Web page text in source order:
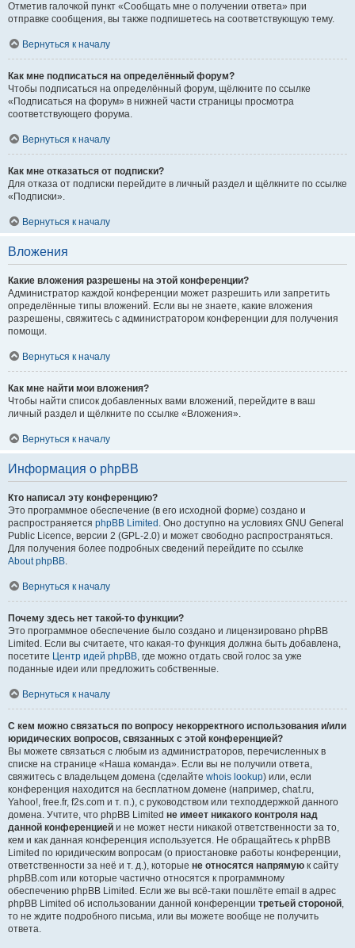
Отметив галочкой пункт «Сообщать мне о получении ответа» при
отправке сообщения, вы также подпишетесь на соответствующую тему.
Вернуться к началу
Как мне подписаться на определённый форум?
Чтобы подписаться на определённый форум, щёлкните по ссылке
«Подписаться на форум» в нижней части страницы просмотра
соответствующего форума.
Вернуться к началу
Как мне отказаться от подписки?
Для отказа от подписки перейдите в личный раздел и щёлкните по ссылке
«Подписки».
Вернуться к началу
Вложения
Какие вложения разрешены на этой конференции?
Администратор каждой конференции может разрешить или запретить
определённые типы вложений. Если вы не знаете, какие вложения
разрешены, свяжитесь с администратором конференции для получения
помощи.
Вернуться к началу
Как мне найти мои вложения?
Чтобы найти список добавленных вами вложений, перейдите в ваш
личный раздел и щёлкните по ссылке «Вложения».
Вернуться к началу
Информация о phpBB
Кто написал эту конференцию?
Это программное обеспечение (в его исходной форме) создано и
распространяется phpBB Limited . Оно доступно на условиях GNU General
Public Licence, версии 2 (GPL-2.0) и может свободно распространяться.
Для получения более подробных сведений перейдите по ссылке
About phpBB.
Вернуться к началу
Почему здесь нет такой-то функции?
Это программное обеспечение было создано и лицензировано phpBB
Limited. Если вы считаете, что какая-то функция должна быть добавлена,
посетите Центр идей phpBB, где можно отдать свой голос за уже
поданные идеи или предложить собственные.
Вернуться к началу
С кем можно связаться по вопросу некорректного использования и/или
юридических вопросов, связанных с этой конференцией?
Вы можете связаться с любым из администраторов, перечисленных в
списке на странице «Наша команда». Если вы не получили ответа,
свяжитесь с владельцем домена (сделайте whois lookup) или, если
конференция находится на бесплатном домене (например, chat.ru,
Yahoo!, free.fr, f2s.com и т. п.), с руководством или техподдержкой данного
домена. Учтите, что phpBB Limited не имеет никакого контроля над
данной конференцией и не может нести никакой ответственности за то,
кем и как данная конференция используется. Не обращайтесь к phpBB
Limited по юридическим вопросам (о приостановке работы конференции,
ответственности за неё и т. д.), которые не относятся напрямую к сайту
phpBB.com или которые частично относятся к программному
обеспечению phpBB Limited. Если же вы всё-таки пошлёте email в адрес
phpBB Limited об использовании данной конференции третьей стороной,
то не ждите подробного письма, или вы можете вообще не получить
ответа.